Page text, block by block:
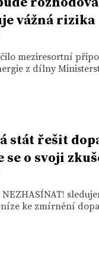
vážná rizika
meziresortní
z dílny
stát řešit
se o svoji
ke zmírnění